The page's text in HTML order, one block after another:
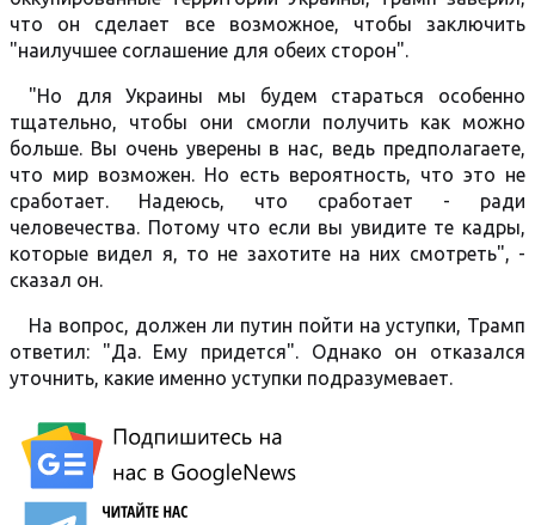
что он сделает все возможное, чтобы заключить
"наилучшее соглашение для обеих сторон".
"Но для Украины мы будем стараться особенно
тщательно, чтобы они смогли получить как можно
больше. Вы очень уверены в нас, ведь предполагаете,
что мир возможен. Но есть вероятность, что это не
сработает. Надеюсь, что сработает - ради
человечества. Потому что если вы увидите те кадры,
которые видел я, то не захотите на них смотреть", -
сказал он.
На вопрос, должен ли путин пойти на уступки, Трамп
ответил: "Да. Ему придется". Однако он отказался
уточнить, какие именно уступки подразумевает.